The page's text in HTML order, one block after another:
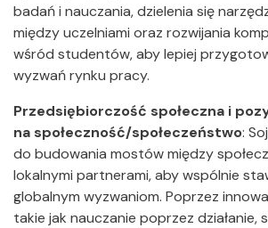
badań i nauczania, dzielenia się
między uczelniami oraz rozwijania
wśród studentów, aby lepiej
wyzwań rynku pracy.
Przedsiębiorczość społeczna i
na społeczność/społeczeństwo:
do budowania mostów między
lokalnymi partnerami, aby wspólnie
globalnym wyzwaniom. Poprzez
takie jak nauczanie poprzez działanie,